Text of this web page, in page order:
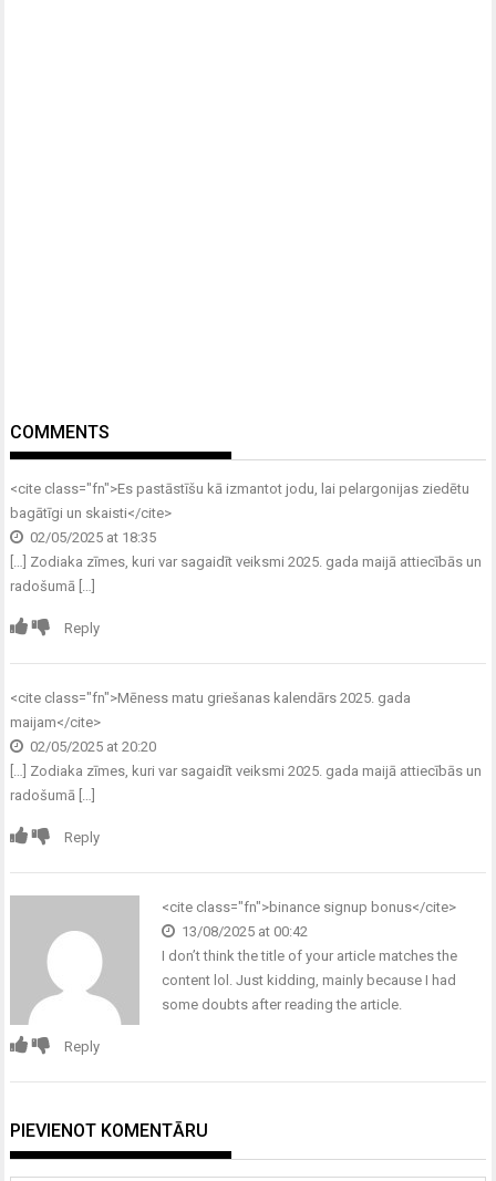
COMMENTS
<cite class="fn">Es pastāstīšu kā izmantot jodu, lai pelargonijas ziedētu
bagātīgi un skaisti</cite>
02/05/2025 at 18:35
[…] Zodiaka zīmes, kuri var sagaidīt veiksmi 2025. gada maijā attiecībās un
radošumā […]
Reply
<cite class="fn">Mēness matu griešanas kalendārs 2025. gada
maijam</cite>
02/05/2025 at 20:20
[…] Zodiaka zīmes, kuri var sagaidīt veiksmi 2025. gada maijā attiecībās un
radošumā […]
Reply
<cite class="fn">binance signup bonus</cite>
13/08/2025 at 00:42
I don’t think the title of your article matches the
content lol. Just kidding, mainly because I had
some doubts after reading the article.
Reply
PIEVIENOT KOMENTĀRU